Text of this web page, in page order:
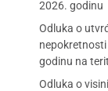
2026. godinu
Odluka o
godinu na
Odluka o